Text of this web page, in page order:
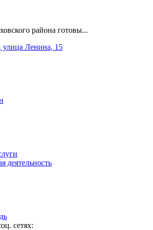
района готовы...
улица Ленина, 15
деятельность
сетях: